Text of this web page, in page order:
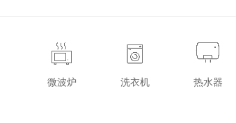
微波炉 洗衣机 热水器